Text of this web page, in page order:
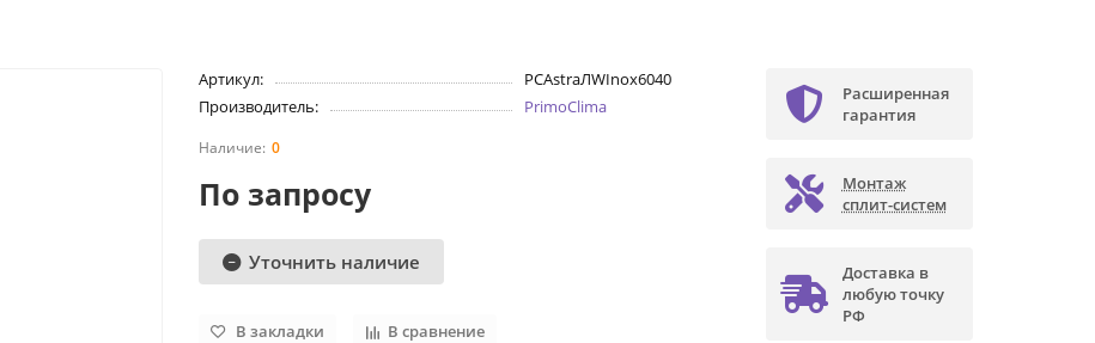
Артикул:
PCAstraЛWInox6040
Производитель:
PrimoClima
0
По запросу
Уточнить наличие
В закладки В сравнение
Расширенная
гарантия
Монтаж
сплит-систем
Доставка в
любую точку
РФ